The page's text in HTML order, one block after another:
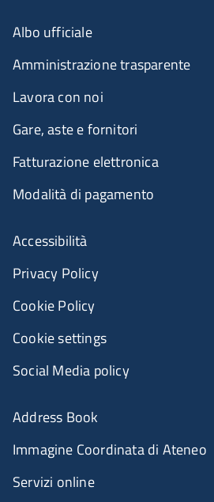
Albo ufficiale
Amministrazione trasparente
Lavora con noi
Gare, aste e fornitori
Fatturazione elettronica
Modalità di pagamento
Accessibilità
Privacy Policy
Cookie Policy
Cookie settings
Social Media policy
Address Book
Immagine Coordinata di Ateneo
Servizi online